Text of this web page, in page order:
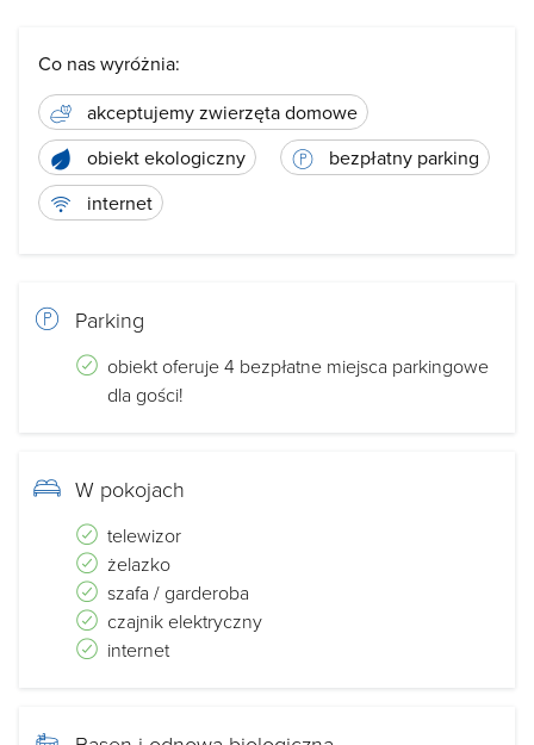
Co nas wyróżnia:
akceptujemy zwierzęta domowe
obiekt ekologiczny
bezpłatny parking
internet
Parking
obiekt oferuje 4 bezpłatne miejsca parkingowe
dla gości!
W pokojach
telewizor
żelazko
szafa / garderoba
czajnik elektryczny
internet